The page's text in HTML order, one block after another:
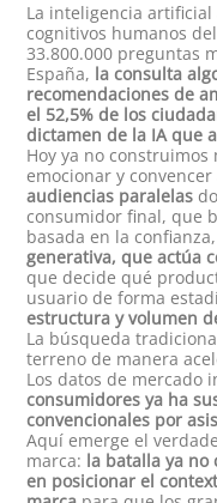
La inteligencia
cognitivos humanos
33.800.000 preguntas
España, la consulta
recomendaciones de
el 52,5% de los
dictamen de la IA que
Hoy ya no
emocionar y
audiencias paralelas
consumidor final, que
basada en la
generativa, que actúa
que decide qué
usuario de forma
estructura y volumen
La búsqueda
terreno de manera
Los datos de mercado
consumidores ya ha
convencionales por
Aquí emerge el
marca: la batalla ya no
en posicionar el